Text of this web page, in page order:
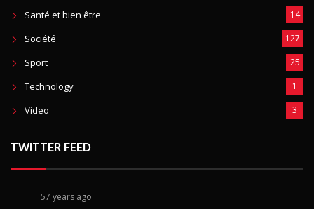
Santé et bien être 14
Société 127
Sport 25
Technology 1
Video 3
TWITTER FEED
57 years ago